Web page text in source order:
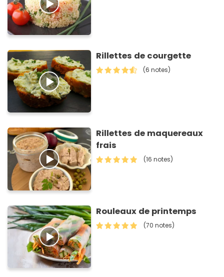
Rillettes de courgette
(6 notes)
Rillettes de maquereaux
frais
(16 notes)
Rouleaux de printemps
(70 notes)